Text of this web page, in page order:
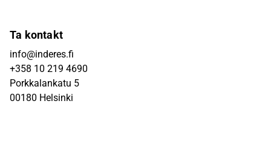
Ta kontakt
info@inderes.fi
+358 10 219 4690
Porkkalankatu 5
00180 Helsinki